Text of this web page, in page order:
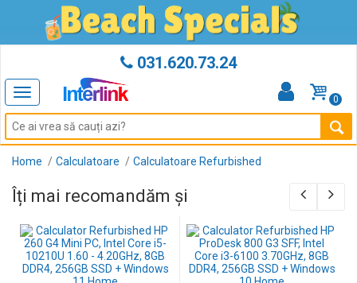
031.620.73.24
Toggle
navigation
0
Home Calculatoare Calculatoare Refurbished
Îți mai recomandăm și